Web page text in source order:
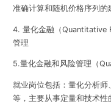
准确计算和随机价格序列的
4. 量化金融（Quantitative
管理
5.量化金融和风险管理（
就业岗位包括：量化分析
等，主要从事定量和技术性